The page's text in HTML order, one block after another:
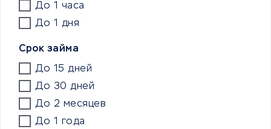
До 1 часа
До 1 дня
Срок займа
До 15 дней
До 30 дней
До 2 месяцев
До 1 года